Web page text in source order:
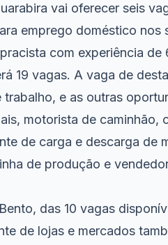
vai oferecer seis
emprego doméstico nos
com experiência de
19 vagas. A vaga de
e as outras
motorista de caminhão,
de carga e descarga de
de produção e
das 10 vagas
de lojas e mercados